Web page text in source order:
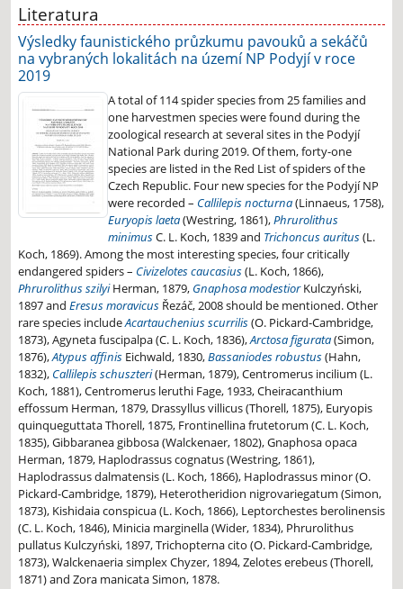
Literatura
Výsledky faunistického průzkumu pavouků a sekáčů
na vybraných lokalitách na území NP Podyjí v roce
2019
A total of 114 spider species from 25 families and
one harvestmen species were found during the
zoological research at several sites in the Podyjí
National Park during 2019. Of them, forty-one
species are listed in the Red List of spiders of the
Czech Republic. Four new species for the Podyjí NP
were recorded – Callilepis nocturna(Linnaeus, 1758),
Euryopis laeta(Westring, 1861),Phrurolithus
minimusC. L. Koch, 1839 and Trichoncus auritus(L.
Koch, 1869). Among the most interesting species, four critically
endangered spiders – Civizelotes caucasius(L. Koch, 1866),
Phrurolithus szilyiHerman, 1879, Gnaphosa modestiorKulczyński,
1897 and Eresus moravicus Řezáč, 2008 should be mentioned. Other
rare species includeAcartauchenius scurrilis(O. Pickard-Cambridge,
1873), Agyneta fuscipalpa (C. L. Koch, 1836),Arctosa figurata(Simon,
1876),Atypus affinis Eichwald, 1830,Bassaniodes robustus(Hahn,
1832), Callilepis schuszteri(Herman, 1879), Centromerus incilium (L.
Koch, 1881), Centromerus leruthi Fage, 1933, Cheiracanthium
effossum Herman, 1879, Drassyllus villicus (Thorell, 1875), Euryopis
quinqueguttata Thorell, 1875, Frontinellina frutetorum (C. L. Koch,
1835), Gibbaranea gibbosa (Walckenaer, 1802), Gnaphosa opaca
Herman, 1879, Haplodrassus cognatus (Westring, 1861),
Haplodrassus dalmatensis (L. Koch, 1866), Haplodrassus minor (O.
Pickard-Cambridge, 1879), Heterotheridion nigrovariegatum (Simon,
1873), Kishidaia conspicua (L. Koch, 1866), Leptorchestes berolinensis
(C. L. Koch, 1846), Minicia marginella (Wider, 1834), Phrurolithus
pullatus Kulczyński, 1897, Trichopterna cito (O. Pickard-Cambridge,
1873), Walckenaeria simplex Chyzer, 1894, Zelotes erebeus (Thorell,
1871) and Zora manicata Simon, 1878.